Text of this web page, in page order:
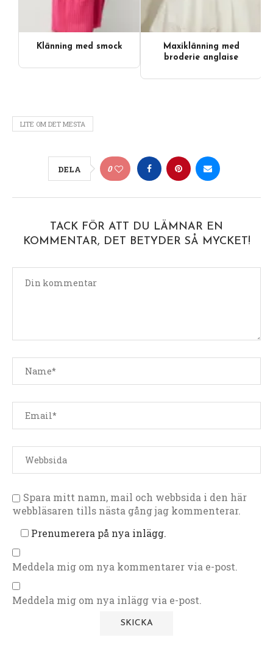
Videoinnehåll
Klänning med smock
Maxiklänning med
broderie anglaise
LITE OM DET MESTA
DELA 0
TACK FÖR ATT DU LÄMNAR EN
KOMMENTAR, DET BETYDER SÅ MYCKET!
Spara mitt namn, mail och webbsida i den här
webbläsaren tills nästa gång jag kommenterar.
Prenumerera på nya inlägg.
Meddela mig om nya kommentarer via e-post.
Meddela mig om nya inlägg via e-post.